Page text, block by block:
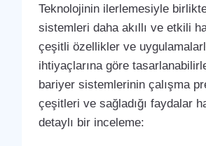
Teknolojinin ilerlemesiyle
sistemleri daha akıllı ve etkili
çeşitli özellikler ve
ihtiyaçlarına göre
bariyer sistemlerinin çalışma
çeşitleri ve sağladığı faydalar
detaylı bir inceleme: